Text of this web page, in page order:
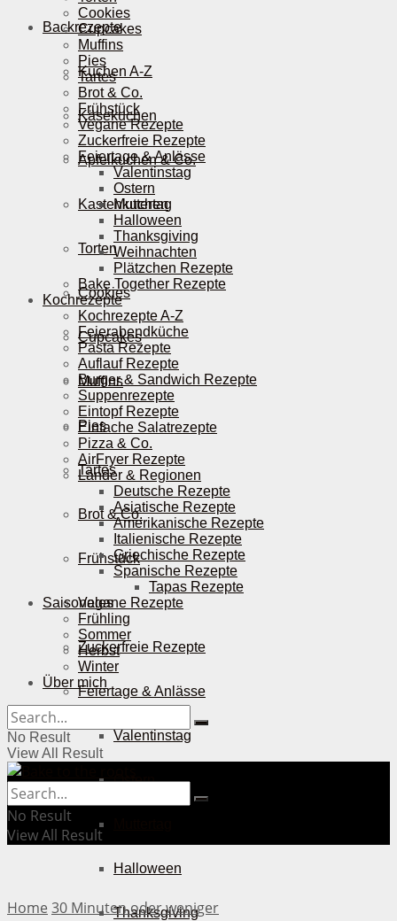
Backrezepte
Kuchen A-Z
Käsekuchen
Apfelkuchen & Co.
Kastenkuchen
Torten
Cookies
Cupcakes
Muffins
Pies
Tartes
Brot & Co.
Frühstück
Vegane Rezepte
Zuckerfreie Rezepte
Feiertage & Anlässe
Valentinstag
Ostern
Halloween
Thanksgiving
Cookies
Cupcakes
Muffins
Pies
Tartes
Brot & Co.
Frühstück
Vegane Rezepte
Zuckerfreie Rezepte
Feiertage & Anlässe
Valentinstag
Ostern
Muttertag
Halloween
Thanksgiving
Weihnachten
Plätzchen Rezepte
Bake Together Rezepte
Kochrezepte
Kochrezepte A-Z
Feierabendküche
Pasta Rezepte
Auflauf Rezepte
Burger & Sandwich Rezepte
Suppenrezepte
Eintopf Rezepte
Einfache Salatrezepte
Pizza & Co.
AirFryer Rezepte
Länder & Regionen
Deutsche Rezepte
Asiatische Rezepte
Amerikanische Rezepte
Italienische Rezepte
Griechische Rezepte
Spanische Rezepte
Tapas Rezepte
Saisonales
Frühling
Sommer
Herbst
Winter
Über mich
No Result
View All Result
No Result
View All Result
Home 30 Minuten oder weniger